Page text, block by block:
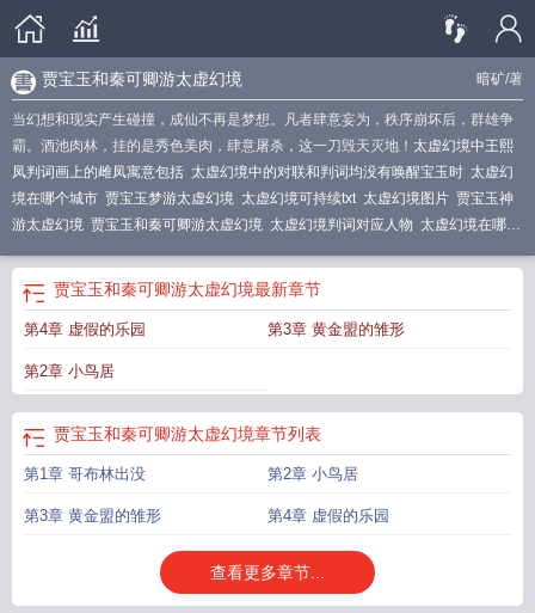
暗矿/著
贾宝玉和秦可卿游太虚幻境
当幻想和现实产生碰撞，成仙不再是梦想。凡者肆意妄为，秩序崩坏后，群雄争
霸。酒池肉林，挂的是秀色美肉，肆意屠杀，这一刀毁天灭地！ 太虚幻境中王熙
凤判词画上的雌凤寓意包括 太虚幻境中的对联和判词均没有唤醒宝玉时 太虚幻
境在哪个城市 贾宝玉梦游太虚幻境 太虚幻境可持续txt 太虚幻境图片 贾宝玉神
游太虚幻境 贾宝玉和秦可卿游太虚幻境 太虚幻境判词对应人物 太虚幻境在哪
十二钗的判词
太虚幻境免费观看 太虚幻境贾宝玉秦可卿
贾宝玉和秦可卿游太虚幻境最新章节
第4章 虚假的乐园 第3章 黄金盟的雏形
第2章 小鸟居
贾宝玉和秦可卿游太虚幻境章节列表
第1章 哥布林出没 第2章 小鸟居
第3章 黄金盟的雏形 第4章 虚假的乐园
查看更多章节...